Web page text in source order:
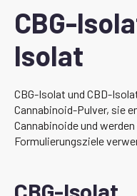
CBG-
Isolat
CBG-Isolat und CBD-
Cannabinoid-Pulver, sie
Cannabinoide und
Formulierungsziele
CBG-Isolat